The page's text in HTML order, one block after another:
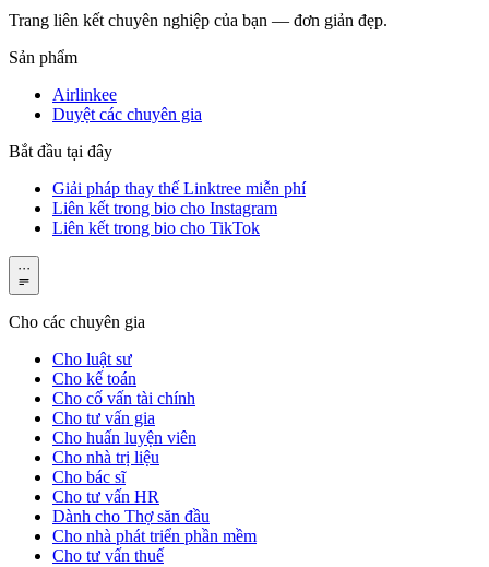
Trang liên kết chuyên nghiệp của bạn — đơn giản đẹp.
Sản phẩm
Airlinkee
Duyệt các chuyên gia
Bắt đầu tại đây
Giải pháp thay thế Linktree miễn phí
Liên kết trong bio cho Instagram
Liên kết trong bio cho TikTok
···
Cho các chuyên gia
Cho luật sư
Cho kế toán
Cho cố vấn tài chính
Cho tư vấn gia
Cho huấn luyện viên
Cho nhà trị liệu
Cho bác sĩ
Cho tư vấn HR
Dành cho Thợ săn đầu
Cho nhà phát triển phần mềm
Cho tư vấn thuế